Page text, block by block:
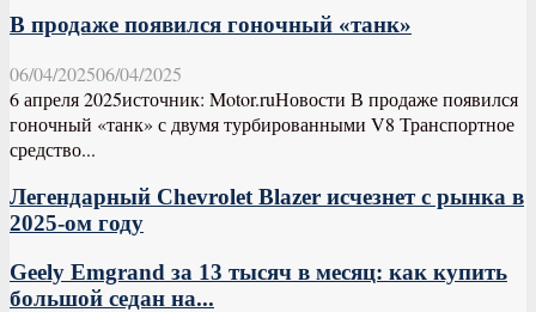
В продаже появился гоночный «танк»
06/04/202506/04/2025
6 апреля 2025источник: Motor.ruНовости В продаже появился
гоночный «танк» с двумя турбированными V8 Транспортное
средство...
Легендарный Chevrolet Blazer исчезнет с рынка в
2025-ом году
Geely Emgrand за 13 тысяч в месяц: как купить
большой седан на...